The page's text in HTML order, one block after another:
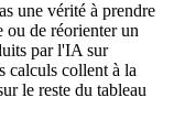
une vérité à prendre
ou de réorienter un
par l'IA sur
calculs collent à la
le reste du tableau